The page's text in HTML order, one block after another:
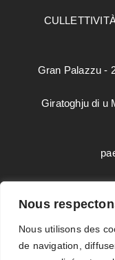
Nous
Nous utilisons des
de navigation,
Gran Palazzu -
Giratoghju di u